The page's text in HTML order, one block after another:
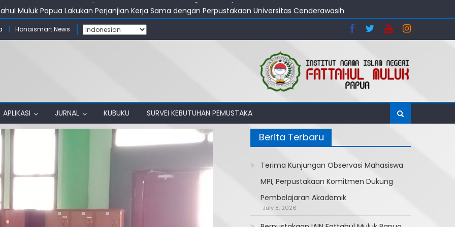
Muluk Papua Lakukan Perjanjian Kerja Sama dengan Perpustakaan Universitas Cenderawasih
Bangun Ruang Akademik yang Produktif
Muluk Papua Raih Akreditasi A
Mahasiswa MPI, Perpustakaan Komitmen Dukung Pembelajaran Akademik
Honaismart News
APLIKASI JURNAL KUBUKU SURVEI KEBUTUHAN PEMUSTAKA
Berita Terbaru
Terima Kunjungan Observasi Mahasiswa
MPI, Perpustakaan Komitmen Dukung
Pembelajaran Akademik
July 8, 2026